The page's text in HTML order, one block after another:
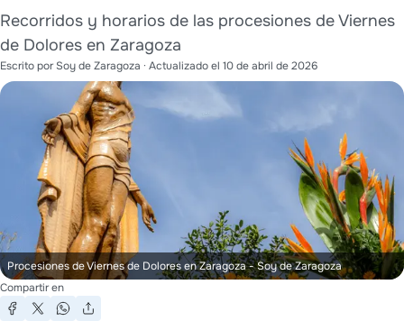
Recorridos y horarios de las procesiones de Viernes
de Dolores en Zaragoza
Escrito porSoy de Zaragoza · Actualizado el 10 de abril de 2026
Procesiones de Viernes de Dolores en Zaragoza- Soy de Zaragoza
Compartir en